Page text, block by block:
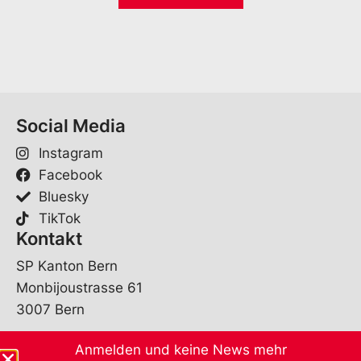
e
Social Media
Instagram
Facebook
Bluesky
TikTok
Kontakt
SP Kanton Bern
Monbijoustrasse 61
3007 Bern
sekretariat@spbe.ch
Anmelden und keine News mehr